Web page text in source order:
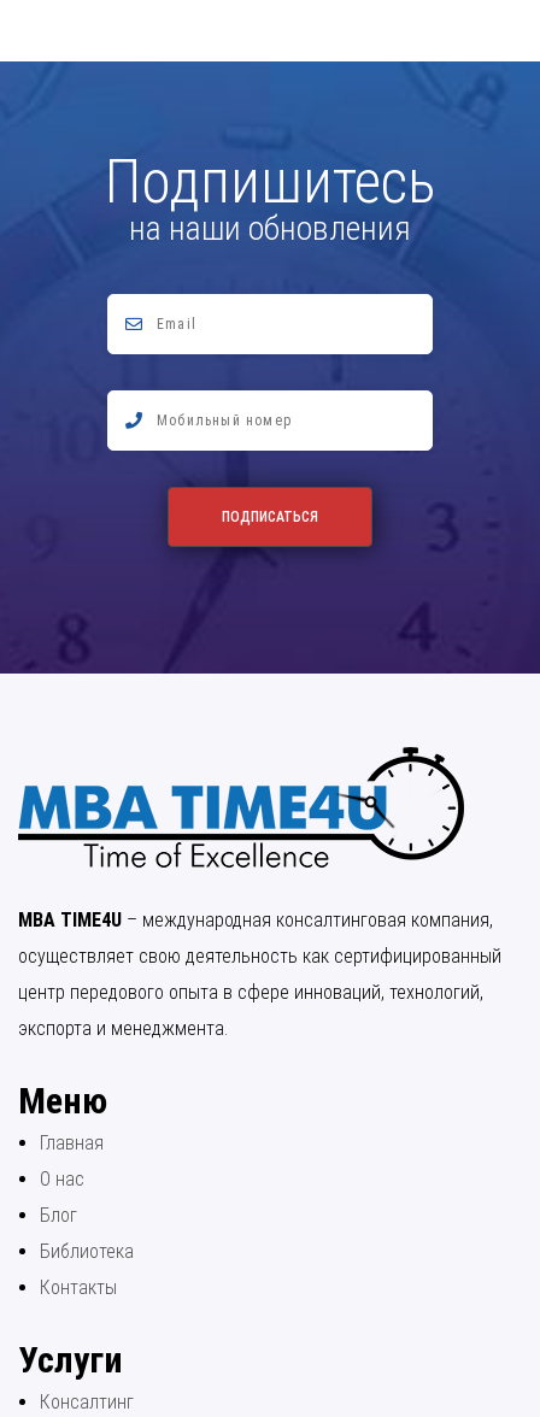
Подпишитесь
на наши обновления
MBA TIME4U – международная консалтинговая компания,
осуществляет свою деятельность как сертифицированный
центр передового опыта в сфере инноваций, технологий,
экспорта и менеджмента.
Меню
Главная
О нас
Блог
Библиотека
Контакты
Услуги
Консалтинг